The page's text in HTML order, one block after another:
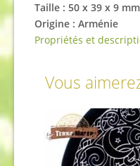
Taille : 50 x 39 x 9 mm
Origine : Arménie
Propriétés et
Vous